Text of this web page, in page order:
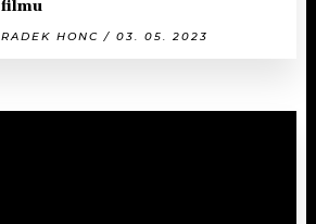
filmu
RADEK HONC / 03. 05. 2023